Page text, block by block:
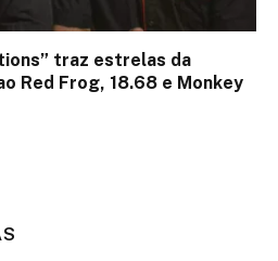
traz estrelas da
Red Frog, 18.68 e Monkey